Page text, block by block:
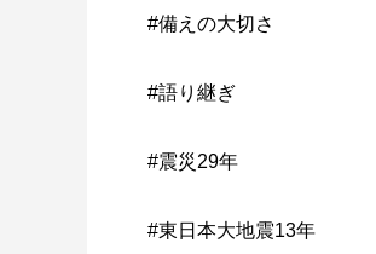
#備えの大切さ
#語り継ぎ
#震災29年
#東日本大地震13年